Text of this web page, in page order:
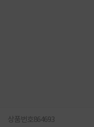
상품번호864693